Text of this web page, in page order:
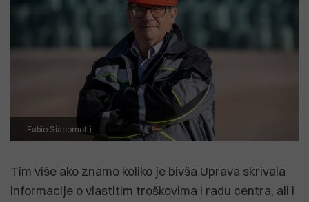
Fabio Giacometti
Tim više ako znamo koliko je bivša Uprava skrivala
informacije o vlastitim troškovima i radu centra, ali i